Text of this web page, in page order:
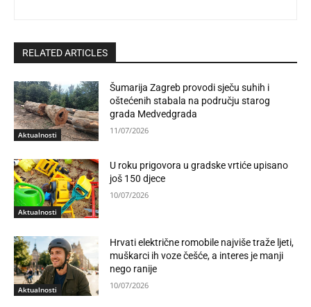
RELATED ARTICLES
Aktualnosti
Šumarija Zagreb provodi sječu suhih i
oštećenih stabala na području starog
grada Medvedgrada
11/07/2026
Aktualnosti
U roku prigovora u gradske vrtiće upisano
još 150 djece
10/07/2026
Aktualnosti
Hrvati električne romobile najviše traže ljeti,
muškarci ih voze češće, a interes je manji
nego ranije
10/07/2026